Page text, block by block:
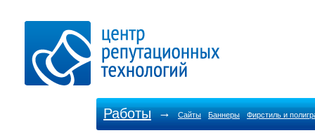
Работы → Сайты Баннеры Фирстиль и